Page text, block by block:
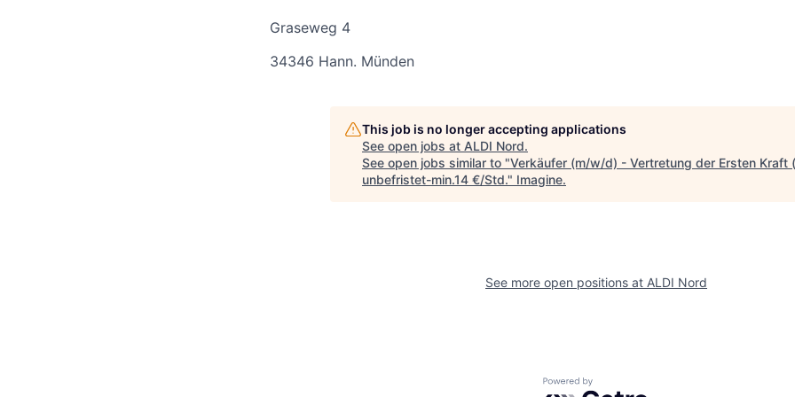
Graseweg 4
34346 Hann. Münden
This job is no longer accepting applications
See open jobs at ALDI Nord.
See open jobs similar to "Verkäufer (m/w/d) - Vertretung der Ersten Kraft
unbefristet-min.14 €/Std." Imagine.
See more open positions at ALDI Nord
Powered by Getro.com